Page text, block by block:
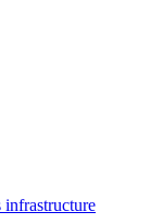
infrastructure